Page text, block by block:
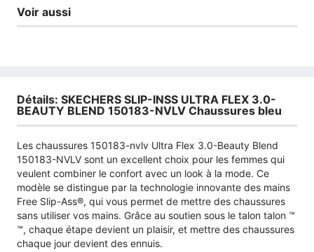
Voir aussi
Détails: SKECHERS SLIP-INSS ULTRA FLEX 3.0-
BEAUTY BLEND 150183-NVLV Chaussures bleu
Les chaussures 150183-nvlv Ultra Flex 3.0-Beauty Blend
150183-NVLV sont un excellent choix pour les femmes qui
veulent combiner le confort avec un look à la mode. Ce
modèle se distingue par la technologie innovante des mains
Free Slip-Ass®, qui vous permet de mettre des chaussures
sans utiliser vos mains. Grâce au soutien sous le talon talon ™
™, chaque étape devient un plaisir, et mettre des chaussures
chaque jour devient des ennuis.